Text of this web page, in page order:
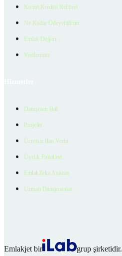
Konut Kredisi Rehberi
Ne Kadar Ödeyebilirim
Emlak Değeri
Verilerimiz
Danışman Bul
Projeler
Ücretsiz İlan Verin
Üyelik Paketleri
EmlakZeka Asistan
Uzman Danışmanlar
Emlakjet bir
grup şirketidir.